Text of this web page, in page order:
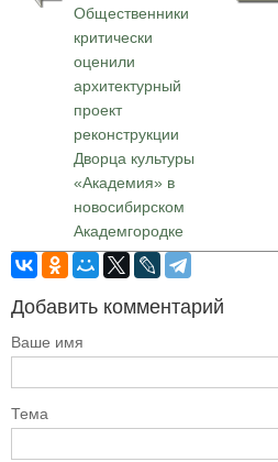
Общественники
критически
оценили
архитектурный
проект
реконструкции
Дворца культуры
«Академия» в
новосибирском
Академгородке
Добавить комментарий
Ваше имя
Тема